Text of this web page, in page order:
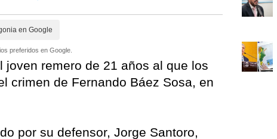
en Google
preferidos en Google.
remero de 21 años al que los
crimen de Fernando Báez Sosa​, en
por su defensor, Jorge Santoro,